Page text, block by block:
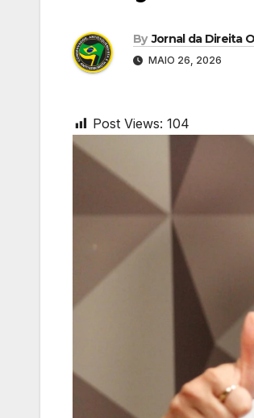
By Jornal da Direita
MAIO 26, 2026
Post Views: 104